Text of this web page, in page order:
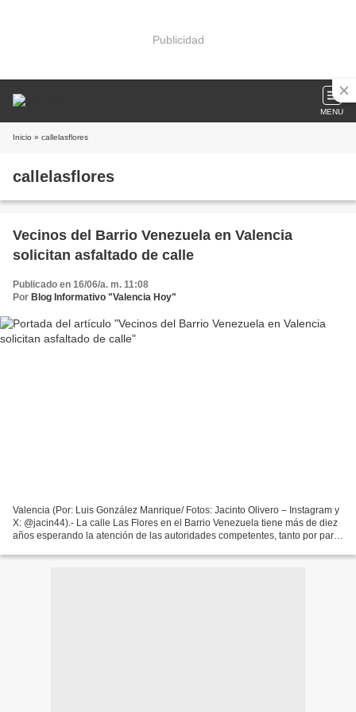
Publicidad
MENU
Inicio » callelasflores
callelasflores
Vecinos del Barrio Venezuela en Valencia
solicitan asfaltado de calle
Publicado en 16/06/a. m. 11:08
Por Blog Informativo "Valencia Hoy"
Valencia (Por: Luis González Manrique/ Fotos: Jacinto Olivero – Instagram y
X: @jacin44).- La calle Las Flores en el Barrio Venezuela tiene más de diez
años esperando la atención de las autoridades competentes, tanto por parte